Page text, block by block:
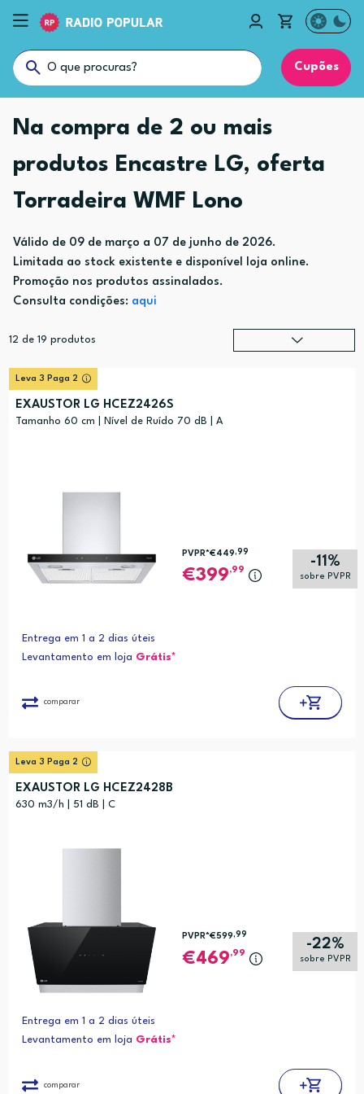
Cupões
Na compra de 2 ou mais
produtos Encastre LG, oferta
Torradeira WMF Lono
Válido de 09 de março a 07 de junho de 2026.
Limitada ao stock existente e disponível loja online.
Promoção nos produtos assinalados.
Consulta condições: aqui
12 de 19 produtos
Leva 3 Paga 2
EXAUSTOR LG HCEZ2426S
Tamanho 60 cm | Nível de Ruído 70 dB | A
-11%
sobre PVPR
PVPR*€449 ,99
399,99
Entrega em 1 a 2 dias úteis
Levantamento em loja Grátis*
comparar
Leva 3 Paga 2
EXAUSTOR LG HCEZ2428B
630 m3/h | 51 dB | C
-22%
sobre PVPR
PVPR*€599,99
469,99
Entrega em 1 a 2 dias úteis
Levantamento em loja Grátis*
comparar